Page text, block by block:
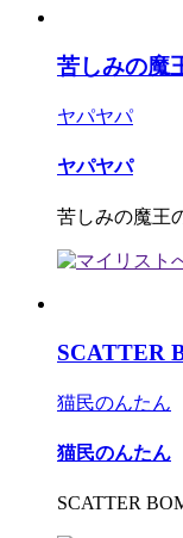
苦しみの魔
ヤパヤパ
ヤパヤパ
苦しみの魔王
SCATTER
猫民のんたん
猫民のんたん
SCATTER